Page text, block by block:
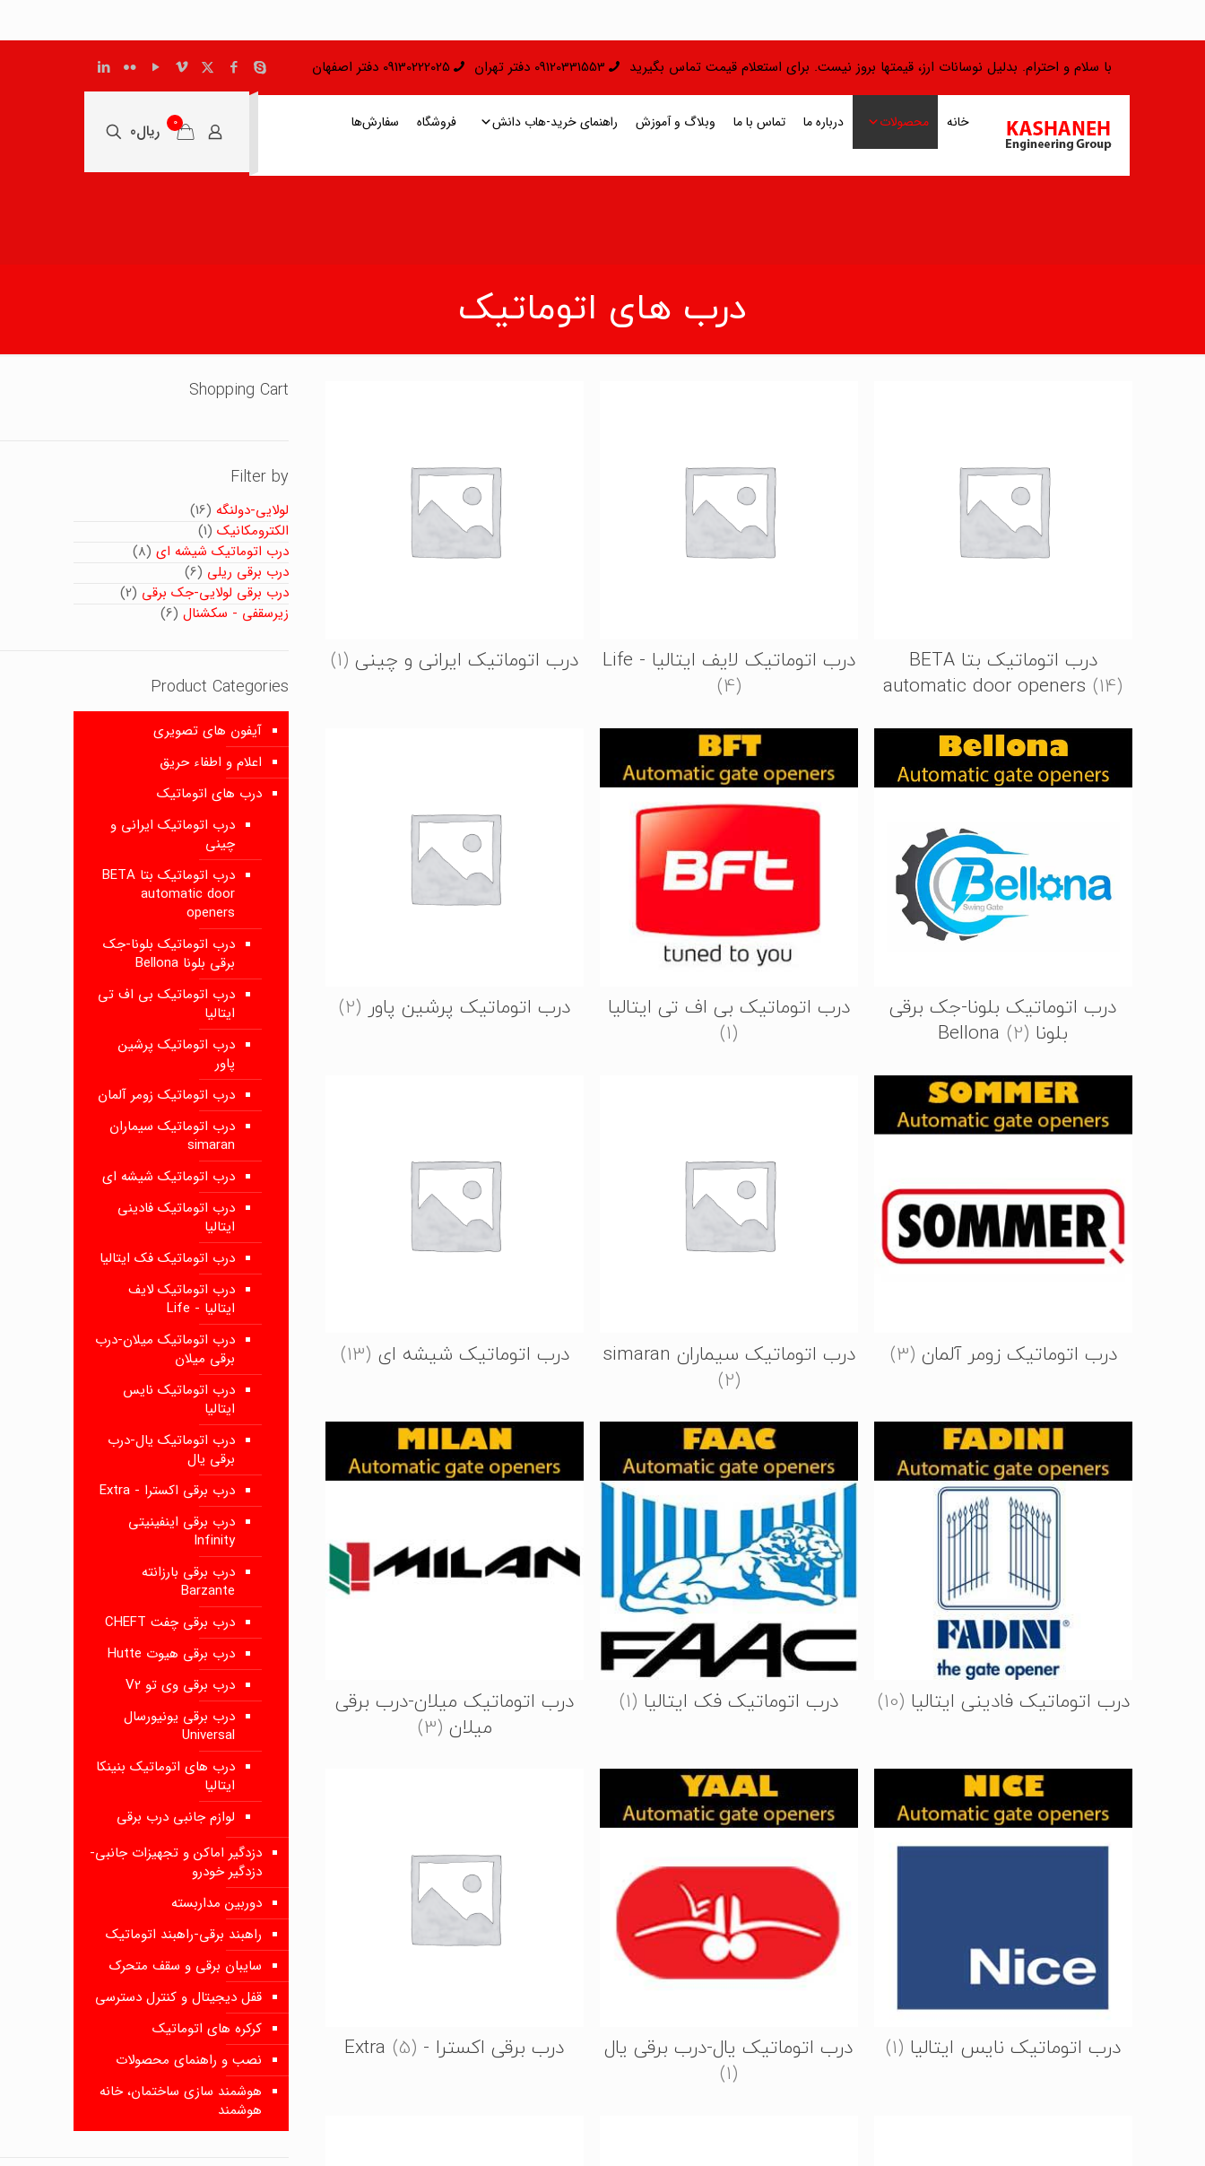
با سلام و احترام. بدلیل نوسانات ارز، قیمتها بروز نیست. برای استعلام قیمت تماس بگیرید 09120331553 دفتر تهران 09130222025 دفتر اصفهان
خانه محصولات درباره ما تماس با ما وبلاگ و آموزش راهنمای خرید-هاب دانش فروشگاه سفارش‌ها 0 ریال0
درب های اتوماتیک
درب اتوماتیک بتا BETA
automatic door openers (14)
درب اتوماتیک لایف ایتالیا - Life
(4)
درب اتوماتیک ایرانی و چینی (1)
درب اتوماتیک بلونا-جک برقی
بلونا Bellona (2)
درب اتوماتیک بی اف تی ایتالیا
(1)
درب اتوماتیک پرشین پاور (2)
درب اتوماتیک زومر آلمان (3)
درب اتوماتیک سیماران simaran
(2)
درب اتوماتیک شیشه ای (13)
درب اتوماتیک فادینی ایتالیا (10) درب اتوماتیک فک ایتالیا (1)
درب اتوماتیک میلان-درب برقی
میلان (3)
درب اتوماتیک نایس ایتالیا (1)
درب اتوماتیک یال-درب برقی یال
(1)
درب برقی اکسترا - Extra (5)
Shopping Cart
Filter by
لولایی-دولنگه (16)
الکترومکانیک (1)
درب اتوماتیک شیشه ای (8)
درب برقی ریلی (6)
درب برقی لولایی-جک برقی (2)
زیرسقفی - سکشنال (6)
Product Categories
آیفون های تصویری
اعلام و اطفاء حریق
درب های اتوماتیک
درب اتوماتیک ایرانی و
چینی
درب اتوماتیک بتا BETA
automatic door
openers
درب اتوماتیک بلونا-جک
برقی بلونا Bellona
درب اتوماتیک بی اف تی
ایتالیا
درب اتوماتیک پرشین
پاور
درب اتوماتیک زومر آلمان
درب اتوماتیک سیماران
simaran
درب اتوماتیک شیشه ای
درب اتوماتیک فادینی
ایتالیا
درب اتوماتیک فک ایتالیا
درب اتوماتیک لایف
ایتالیا - Life
درب اتوماتیک میلان-درب
برقی میلان
درب اتوماتیک نایس
ایتالیا
درب اتوماتیک یال-درب
برقی یال
درب برقی اکسترا - Extra
درب برقی اینفینیتی
Infinity
درب برقی بارزانته
Barzante
درب برقی چفت CHEFT
درب برقی هیوت Hutte
درب برقی وی تو V2
درب برقی یونیورسال
Universal
درب های اتوماتیک بنینکا
ایتالیا
لوازم جانبی درب برقی
دزدگیر اماکن و تجهیزات جانبی-
دزدگیر خودرو
دوربین مداربسته
راهبند برقی-راهبند اتوماتیک
سایبان برقی و سقف متحرک
قفل دیجیتال و کنترل دسترسی
کرکره های اتوماتیک
نصب و راهنمای محصولات
هوشمند سازی ساختمان، خانه
هوشمند